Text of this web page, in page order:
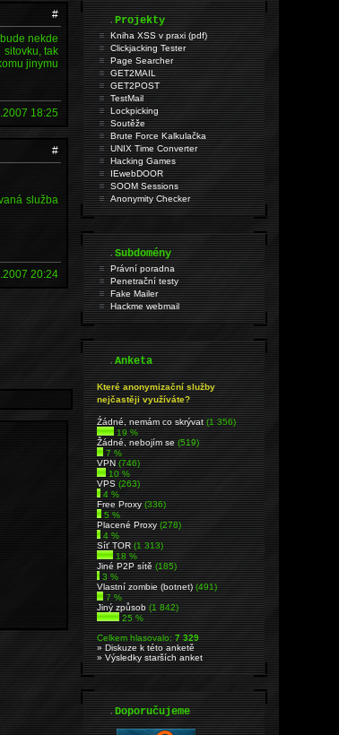
#
nekde
sitovku, tak
jinymu
18:25
#
služba
20:24
.Projekty
Kniha XSS v praxi (pdf)
Clickjacking Tester
Page Searcher
GET2MAIL
GET2POST
TestMail
Lockpicking
Soutěže
Brute Force Kalkulačka
UNIX Time Converter
Hacking Games
IEwebDOOR
SOOM Sessions
Anonymity Checker
.Subdomény
Právní poradna
Penetrační testy
Fake Mailer
Hackme webmail
.Anketa
Které anonymizační služby
nejčastěji využíváte?
Źádné, nemám co skrývat(1 356)
19 %
Žádné, nebojím se(519)
7 %
VPN(746)
10 %
VPS(263)
4 %
Free Proxy(336)
5 %
Placené Proxy(278)
4 %
Síť TOR(1 313)
18 %
Jiné P2P sítě(185)
3 %
Vlastní zombie (botnet)(491)
7 %
Jiný způsob(1 842)
25 %
Celkem hlasovalo:7 329
» Diskuze k této anketě
» Výsledky starších anket
.Doporučujeme